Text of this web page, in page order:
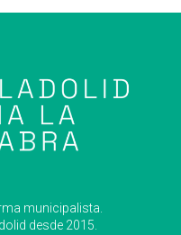
municipalista.
desde 2015.